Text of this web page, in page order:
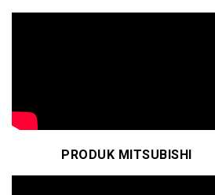
PRODUK MITSUBISHI